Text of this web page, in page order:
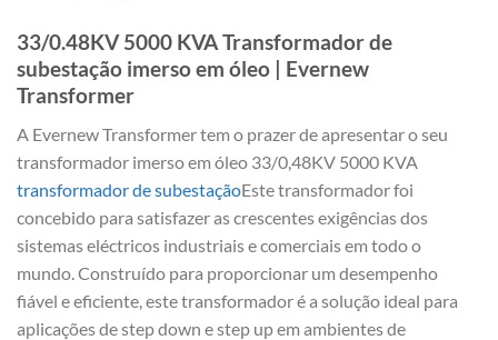
33/0.48KV 5000 KVA Transformador de
subestação imerso em óleo | Evernew
Transformer
A Evernew Transformer tem o prazer de apresentar o seu
transformador imerso em óleo 33/0,48KV 5000 KVA
transformador de subestaçãoEste transformador foi
concebido para satisfazer as crescentes exigências dos
sistemas eléctricos industriais e comerciais em todo o
mundo. Construído para proporcionar um desempenho
fiável e eficiente, este transformador é a solução ideal para
aplicações de step down e step up em ambientes de